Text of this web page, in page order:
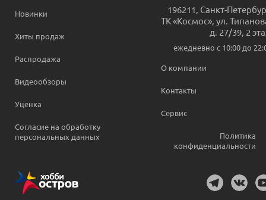
Новинки
Хиты продаж
Распродажа
Видеообзоры
Уценка
Согласие на обработку
персональных данных
196211, Санкт-
ТК «Космос», ул.
д. 27/39, 2
ежедневно c 10:00 до
О компании
Контакты
Сервис
Политика
конфиденциальности